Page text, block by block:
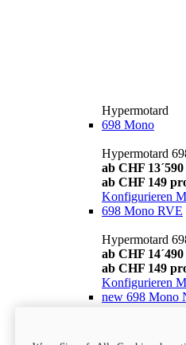
Hypermotard
698 Mono
Hypermotard
ab CHF 13´590
ab CHF 149
Konfigurieren
698 Mono RVE
Hypermotard
ab CHF 14´490
ab CHF 149
Konfigurieren
new 698 Mono
ab CHF 13´990